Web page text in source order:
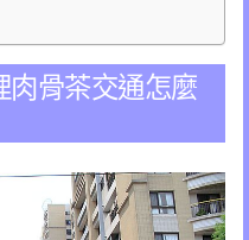
肉骨茶交通怎麼